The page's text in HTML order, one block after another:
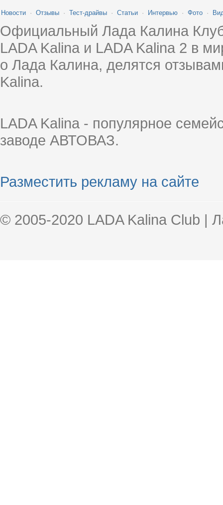
Новости · Отзывы · Тест-драйвы · Статьи · Интервью · Фото ·
Официальный Лада Калина
LADA Kalina и LADA Kalina 2 в
о Лада Калина, делятся
Kalina.
LADA Kalina - популярное
заводе АВТОВАЗ.
Разместить рекламу на сайте
© 2005-2020 LADA Kalina Club |